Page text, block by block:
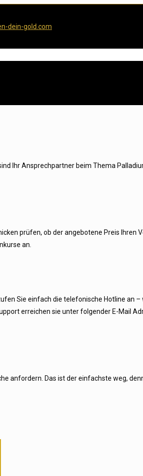
Ihr Ansprechpartner beim Thema
prüfen, ob der angebotene Preis Ihren
an.
Sie einfach die telefonische Hotline an –
erreichen sie unter folgender E-Mail
anfordern. Das ist der einfachste weg,